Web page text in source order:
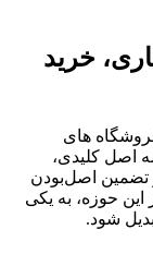
خرید
های
سه اصل کلیدی،
و تضمین اصل‌بودن
این حوزه، به یکی
شود.